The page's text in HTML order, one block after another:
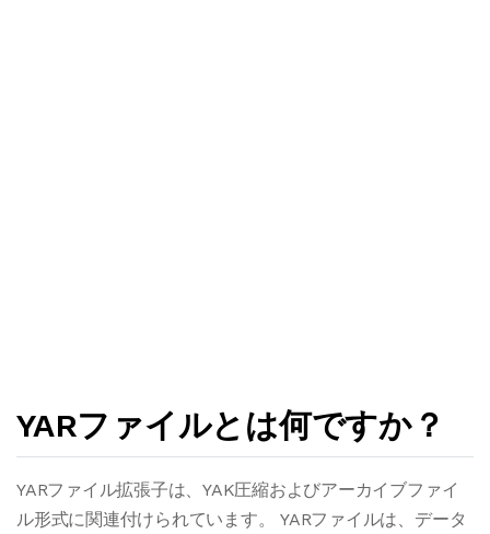
YARファイルとは何ですか？
YARファイル拡張子は、YAK圧縮およびアーカイブファイ
ル形式に関連付けられています。 YARファイルは、データ